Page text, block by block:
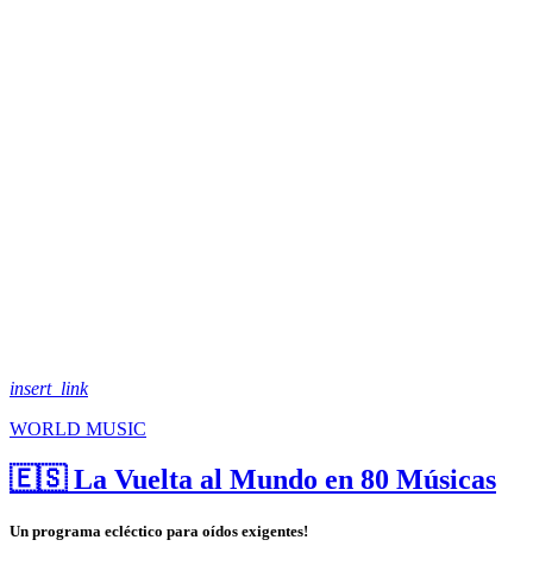
insert_link
WORLD MUSIC
🇪🇸 La Vuelta al Mundo en 80 Músicas
Un programa ecléctico para oídos exigentes!